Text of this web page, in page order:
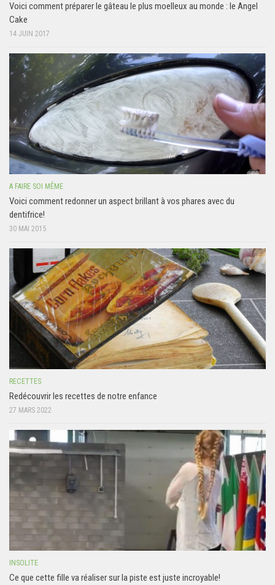
Voici comment préparer le gâteau le plus moelleux au monde : le Angel
Cake
14 JUIN 2017
A FAIRE SOI MÊME
Voici comment redonner un aspect brillant à vos phares avec du
dentifrice!
30 MAI 2015
RECETTES
Redécouvrir les recettes de notre enfance
27 MARS 2022
INSOLITE
Ce que cette fille va réaliser sur la piste est juste incroyable!